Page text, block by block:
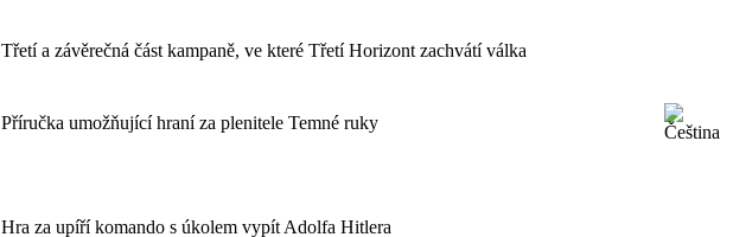
Třetí a závěrečná část kampaně, ve které Třetí Horizont zachvátí válka
Příručka umožňující hraní za plenitele Temné ruky
Hra za upíří komando s úkolem vypít Adolfa Hitlera